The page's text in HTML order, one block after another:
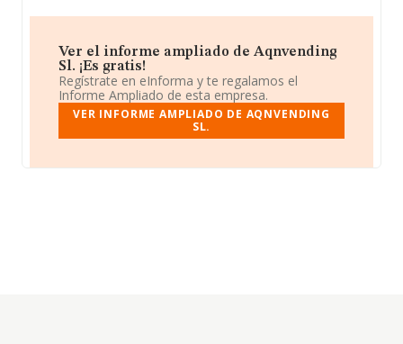
Ver el informe ampliado de Aqnvending
Sl. ¡Es gratis!
Regístrate en eInforma y te regalamos el
Informe Ampliado de esta empresa.
VER INFORME AMPLIADO DE AQNVENDING
SL.